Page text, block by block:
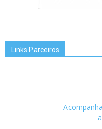
Links Parceiros